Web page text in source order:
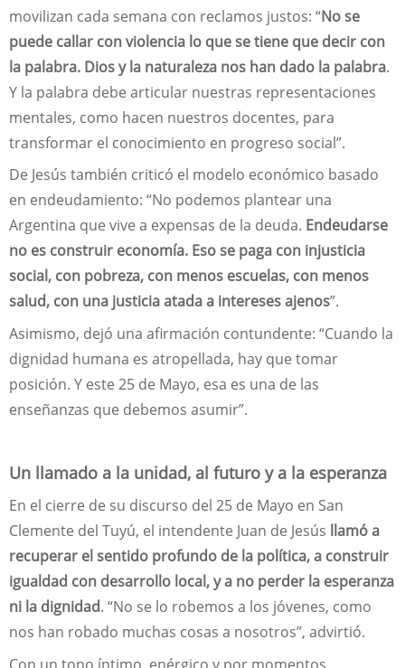
movilizan cada semana con reclamos justos: “No se
puede callar con violencia lo que se tiene que decir con
la palabra. Dios y la naturaleza nos han dado la palabra.
Y la palabra debe articular nuestras representaciones
mentales, como hacen nuestros docentes, para
transformar el conocimiento en progreso social”.
De Jesús también criticó el modelo económico basado
en endeudamiento: “No podemos plantear una
Argentina que vive a expensas de la deuda. Endeudarse
no es construir economía. Eso se paga con injusticia
social, con pobreza, con menos escuelas, con menos
salud, con una justicia atada a intereses ajenos”.
Asimismo, dejó una afirmación contundente: “Cuando la
dignidad humana es atropellada, hay que tomar
posición. Y este 25 de Mayo, esa es una de las
enseñanzas que debemos asumir”.
Un llamado a la unidad, al futuro y a la esperanza
En el cierre de su discurso del 25 de Mayo en San
Clemente del Tuyú, el intendente Juan de Jesús llamó a
recuperar el sentido profundo de la política, a construir
igualdad con desarrollo local, y a no perder la esperanza
ni la dignidad. “No se lo robemos a los jóvenes, como
nos han robado muchas cosas a nosotros”, advirtió.